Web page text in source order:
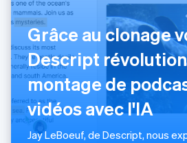
Grâce au clonage
Descript
montage de
vidéos avec l'IA
Jay LeBoeuf, de Descript, nous
Pologne
English
Portugal
Português
R.A.S. de Hong Kong, Chine
English简体中文
République tchèque
English
Roumanie
English